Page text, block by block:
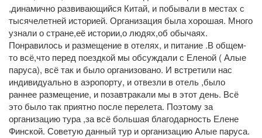
,динамично развивающийся Китай, и побывали в местах с
тысячелетней историей. Организация была хорошая. Много
узнали о стране,её истории,о людях,об обычаях.
Понравилось и размещение в отелях, и питание .В общем-
то всё,что перед поездкой мы обсуждали с Еленой ( Алые
паруса), всё так и было организовано. И встретили нас
индивидуально в аэропорту, и отвезли в отель ,было
раннее размещение, и позавтракали мы в этот день. Всё
это было так приятно после перелета. Поэтому за
организацию тура ,за всё большая благодарность Елене
Финской. Советую данный тур и организацию Алые паруса.